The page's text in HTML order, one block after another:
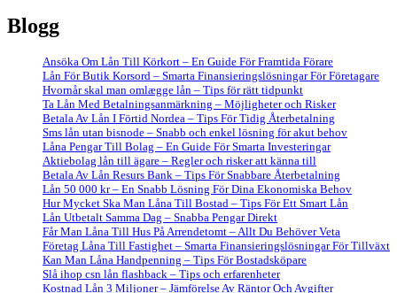
Blogg
Ansöka Om Lån Till Körkort – En Guide För Framtida Förare
Lån För Butik Korsord – Smarta Finansieringslösningar För Företagare
Hvornår skal man omlægge lån – Tips för rätt tidpunkt
Ta Lån Med Betalningsanmärkning – Möjligheter och Risker
Betala Av Lån I Förtid Nordea – Tips För Tidig Återbetalning
Sms lån utan bisnode – Snabb och enkel lösning för akut behov
Låna Pengar Till Bolag – En Guide För Smarta Investeringar
Aktiebolag lån till ägare – Regler och risker att känna till
Betala Av Lån Resurs Bank – Tips För Snabbare Återbetalning
Lån 50 000 kr – En Snabb Lösning För Dina Ekonomiska Behov
Hur Mycket Ska Man Låna Till Bostad – Tips För Ett Smart Lån
Lån Utbetalt Samma Dag – Snabba Pengar Direkt
Får Man Låna Till Hus På Arrendetomt – Allt Du Behöver Veta
Företag Låna Till Fastighet – Smarta Finansieringslösningar För Tillväxt
Kan Man Låna Handpenning – Tips För Bostadsköpare
Slå ihop csn lån flashback – Tips och erfarenheter
Kostnad Lån 3 Miljoner – Jämförelse Av Räntor Och Avgifter